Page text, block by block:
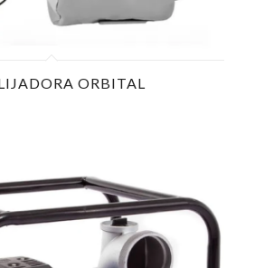
ORBITAL